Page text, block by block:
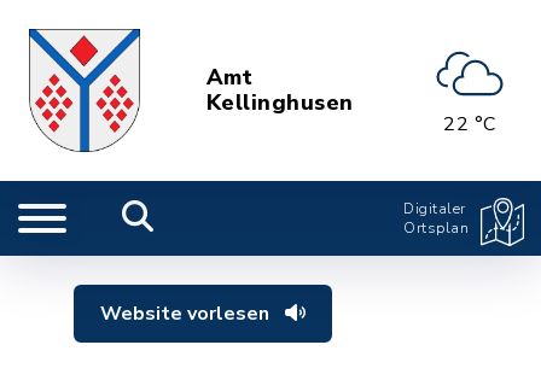
Amt
Kellinghusen
22 °C
Digitaler
Ortsplan
Website vorlesen